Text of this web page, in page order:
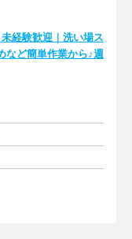
未経験歓迎｜洗い場ス
など簡単作業から♪週